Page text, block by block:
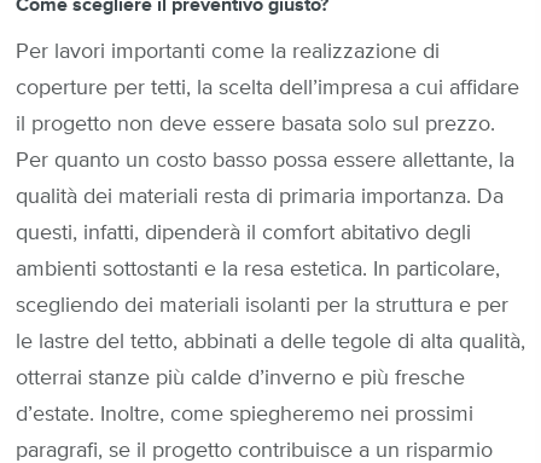
Come scegliere il preventivo giusto?
Per lavori importanti come la realizzazione di
coperture per tetti, la scelta dell’impresa a cui affidare
il progetto non deve essere basata solo sul prezzo.
Per quanto un costo basso possa essere allettante, la
qualità dei materiali resta di primaria importanza. Da
questi, infatti, dipenderà il comfort abitativo degli
ambienti sottostanti e la resa estetica. In particolare,
scegliendo dei materiali isolanti per la struttura e per
le lastre del tetto, abbinati a delle tegole di alta qualità,
otterrai stanze più calde d’inverno e più fresche
d’estate. Inoltre, come spiegheremo nei prossimi
paragrafi, se il progetto contribuisce a un risparmio